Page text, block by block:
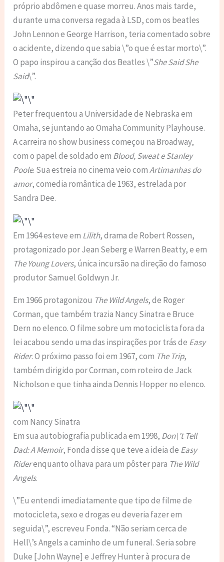
próprio abdômen e quase morreu. Anos mais tarde,
durante uma conversa regada à LSD, com os beatles
John Lennon e George Harrison, teria comentado sobre
o acidente, dizendo que sabia \”o que é estar morto\”.
O papo inspirou a canção dos Beatles \”She Said She
Said\”.
Peter frequentou a Universidade de Nebraska em
Omaha, se juntando ao Omaha Community Playhouse.
A carreira no show business começou na Broadway,
com o papel de soldado em Blood, Sweat e Stanley
Poole. Sua estreia no cinema veio comArtimanhas do
amor, comedia romântica de 1963, estrelada por
Sandra Dee.
Em 1964 esteve em Lilith, drama de Robert Rossen,
protagonizado por Jean Seberg e Warren Beatty, e em
The Young Lovers, única incursão na direção do famoso
produtor Samuel Goldwyn Jr.
Em 1966 protagonizou The Wild Angels, de Roger
Corman, que também trazia Nancy Sinatra e Bruce
Dern no elenco. O filme sobre um motociclista fora da
lei acabou sendo uma das inspirações por trás de Easy
Rider. O próximo passo foi em 1967, com The Trip,
também dirigido por Corman, com roteiro de Jack
Nicholson e que tinha ainda Dennis Hopper no elenco.
com Nancy Sinatra
Em sua autobiografia publicada em 1998, Don\’t Tell
Dad: A Memoir, Fonda disse que teve a ideia de Easy
Riderenquanto olhava para um pôster para The Wild
Angels.
\”Eu entendi imediatamente que tipo de filme de
motocicleta, sexo e drogas eu deveria fazer em
seguida\”, escreveu Fonda. “Não seriam cerca de
Hell\’s Angels a caminho de um funeral. Seria sobre
Duke [John Wayne] e Jeffrey Hunter à procura de